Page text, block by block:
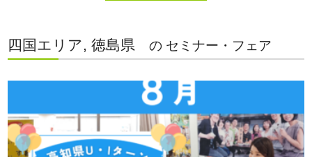
四国エリア, 徳島県 の セミナー・フェア